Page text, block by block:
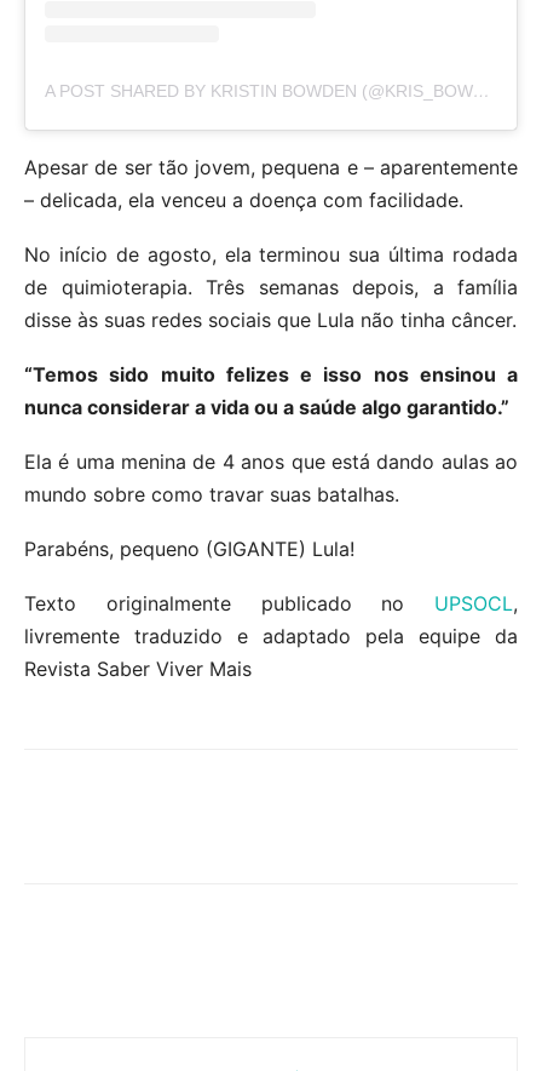
A POST SHARED BY KRISTIN BOWDEN (@KRIS_BOWDEN)
Apesar de ser tão jovem, pequena e – aparentemente
– delicada, ela venceu a doença com facilidade.
No início de agosto, ela terminou sua última rodada
de quimioterapia. Três semanas depois, a família
disse às suas redes sociais que Lula não tinha câncer.
“Temos sido muito felizes e isso nos ensinou a
nunca considerar a vida ou a saúde algo garantido.”
Ela é uma menina de 4 anos que está dando aulas ao
mundo sobre como travar suas batalhas.
Parabéns, pequeno (GIGANTE) Lula!
Texto originalmente publicado no UPSOCL,
livremente traduzido e adaptado pela equipe da
Revista Saber Viver Mais